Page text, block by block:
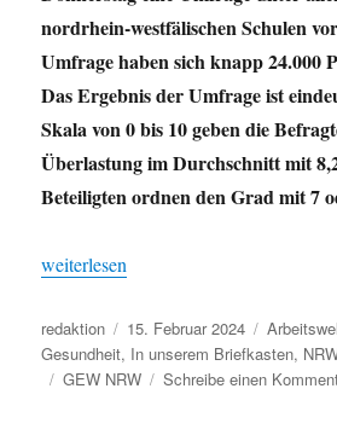
nordrhein-westfälischen Schulen
Umfrage haben sich knapp 24.000
Das Ergebnis der Umfrage ist
Skala von 0 bis 10 geben die
Überlastung im Durchschnitt mit
Beteiligten ordnen den Grad mit 7
„Belastung im roten Bereich“
weiterlesen
Autor
redaktion
Veröffentlicht
am
15. Februar 2024
Gesundheit, In unserem Briefkasten,
Schlagwörter
GEW NRW Schreibe einen